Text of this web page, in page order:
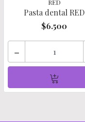
RED
Pasta dental RED
$6.500
-